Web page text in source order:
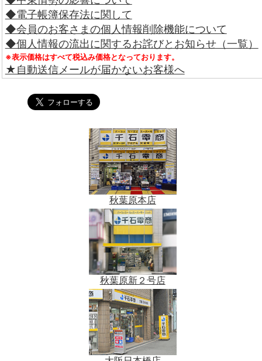
◆電子帳簿保存法に関して
◆会員のお客さまの個人情報削除機能について
◆個人情報の流出に関するお詫びとお知らせ（一覧）
※表示価格はすべて税込み価格となっております。
★自動送信メールが届かないお客様へ
秋葉原本店
秋葉原新２号店